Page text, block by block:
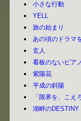
小さな行動
YELL
旅の始まり
あの頃のドラマ
玄人
看板のないピア
紫陽花
平成の斜陽
「限界を、こえ
湖畔のDESTINY